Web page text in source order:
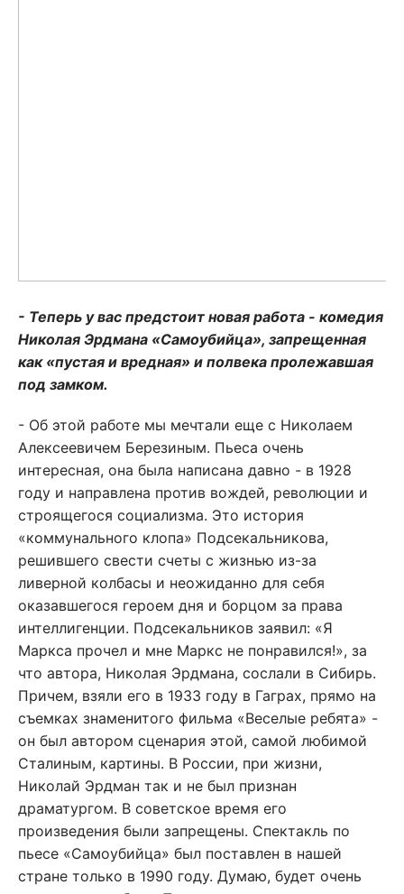
- Теперь у вас предстоит новая работа - комедия
Николая Эрдмана «Самоубийца», запрещенная
как «пустая и вредная» и полвека пролежавшая
под замком.
- Об этой работе мы мечтали еще с Николаем
Алексеевичем Березиным. Пьеса очень
интересная, она была написана давно - в 1928
году и направлена против вождей, революции и
строящегося социализма. Это история
«коммунального клопа» Подсекальникова,
решившего свести счеты с жизнью из-за
ливерной колбасы и неожиданно для себя
оказавшегося героем дня и борцом за права
интеллигенции. Подсекальников заявил: «Я
Маркса прочел и мне Маркс не понравился!», за
что автора, Николая Эрдмана, сослали в Сибирь.
Причем, взяли его в 1933 году в Гаграх, прямо на
съемках знаменитого фильма «Веселые ребята» -
он был автором сценария этой, самой любимой
Сталиным, картины. В России, при жизни,
Николай Эрдман так и не был признан
драматургом. В советское время его
произведения были запрещены. Спектакль по
пьесе «Самоубийца» был поставлен в нашей
стране только в 1990 году. Думаю, будет очень